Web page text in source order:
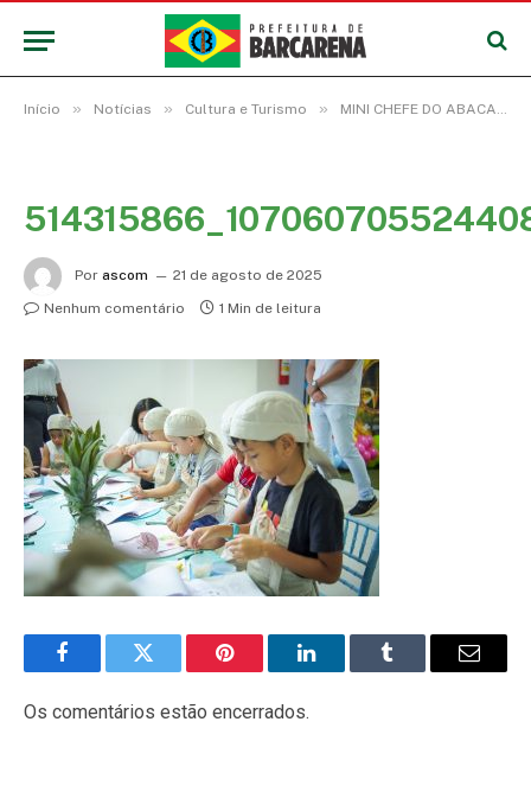
Início » Notícias » Cultura e Turismo » MINI CHEFE DO ABACAXI REÚNE CRIANÇAS EM MOMENTO DE DESCONTRAÇÃO
Por ascom
21 de agosto de 2025
Nenhum comentário
1 Min de leitura
FacebookTwitter Pinterest LinkedInTumblr
E-
Os comentários estão encerrados.